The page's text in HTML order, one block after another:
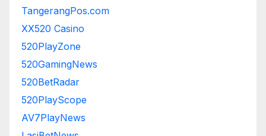
TangerangPos.com
XX520 Casino
520PlayZone
520GamingNews
520BetRadar
520PlayScope
AV7PlayNews